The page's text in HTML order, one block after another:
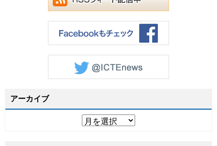
アーカイブ